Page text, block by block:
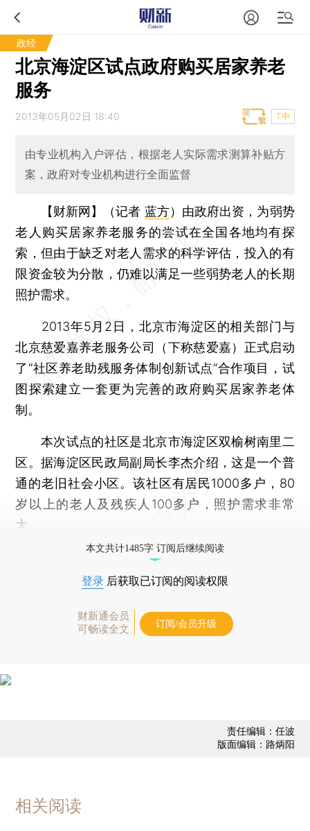
政经
北京海淀区试点政府购买居家养老
服务
2013年05月02日 18:40 T中
由专业机构入户评估，根据老人实际需求测算补贴方
案，政府对专业机构进行全面监督
【财新网】（记者 蓝方） 由政府出资，为弱势
老人购买居家养老服务的尝试在全国各地均有探
索，但由于缺乏对老人需求的科学评估，投入的有
限资金较为分散，仍难以满足一些弱势老人的长期
照护需求。
2013年5月2日，北京市海淀区的相关部门与
北京慈爱嘉养老服务公司（下称慈爱嘉）正式启动
了“社区养老助残服务体制创新试点”合作项目，试
图探索建立一套更为完善的政府购买居家养老体
制。
本次试点的社区是北京市海淀区双榆树南里二
区。据海淀区民政局副局长李杰介绍，这是一个普
通的老旧社会小区。该社区有居民1000多户，80
岁以上的老人及残疾人100多户，照护需求非常
大。
本文共计1485字 订阅后继续阅读
登录 后获取已订阅的阅读权限
财新通会员
可畅读全文
订阅/会员升级
责任编辑：任波
版面编辑：路炳阳
相关阅读